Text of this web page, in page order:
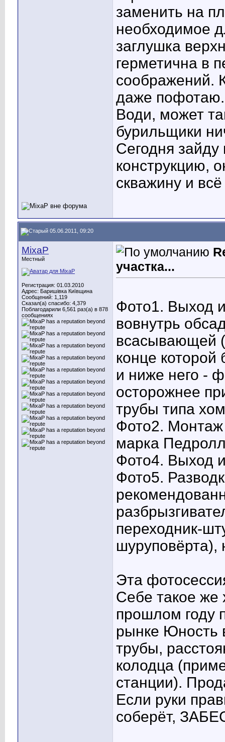
заменить на
необходимое
заглушка
герметична в
соображений.
даже пофотаю.
Води, может
бурильщики
Сегодня
конструкцию,
скважину и
05.06.2011, 09:20
MixaP
Местный
Регистрация: 01.03.2010
Адрес: Баришівка Київщина
Сообщений: 1,119
Сказал(а) спасибо: 4,379
Поблагодарили 6,561 раз(а) в 878
сообщениях
участка...
Фото1. Выход
вовнутрь
всасывающей
конце
и ниже него -
осторожнее
трубы типа
Фото2. Монтаж
марка
Фото4. Выход
Фото5.
переходник-
шуруповёрта),
Эта
Себе такое же
прошлом году
рынке Юность
трубы,
колодца
станции).
Если руки
соберёт,